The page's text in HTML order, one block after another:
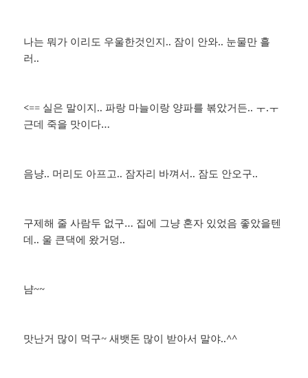
나는 뭐가 이리도 우울한것인지.. 잠이 안와.. 눈물만 흘
러..
<== 실은 말이지.. 파랑 마늘이랑 양파를 볶았거든.. ㅜ.ㅜ
근데 죽을 맛이다…
음냥.. 머리도 아프고.. 잠자리 바껴서.. 잠도 안오구..
구제해 줄 사람두 없구… 집에 그냥 혼자 있었음 좋았을텐
데.. 울 큰댁에 왔거덩..
냠~~
맛난거 많이 먹구~ 새뱃돈 많이 받아서 말야..^^